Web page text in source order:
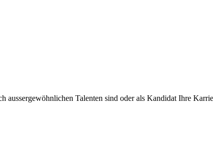
aussergewöhnlichen Talenten sind oder als Kandidat Ihre